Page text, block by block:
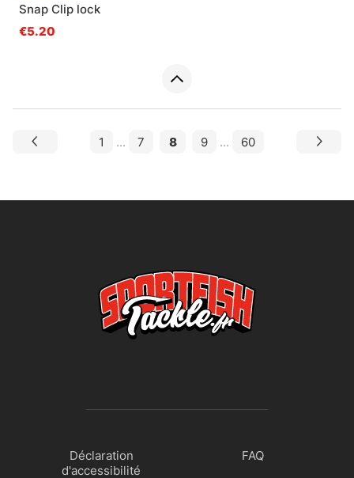
Snap Clip lock
€5.20
1 ... 7 8 9 ... 60
Déclaration
d'accessibilité
FAQ